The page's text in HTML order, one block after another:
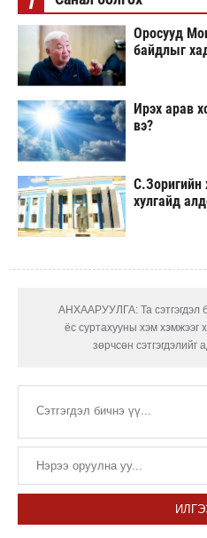
Оросууд
байдлыг
Ирэх арав
вэ?
С.Зоригийн
хулгайд
АНХААРУУЛГА: Та сэтгэгдэл
ёс суртахууны хэм хэмжээг
зөрчсөн сэтгэгдэлийг